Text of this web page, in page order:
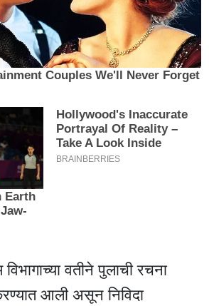
वतीने पुलाची रचना
आली असून निविदा